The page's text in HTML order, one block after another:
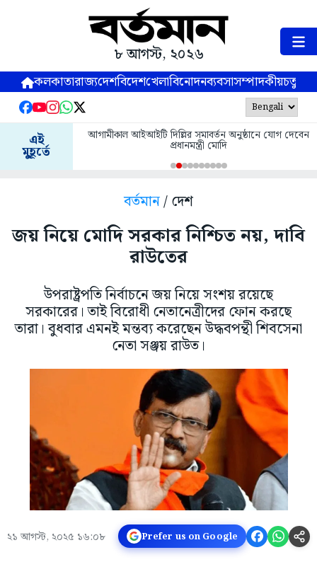
৮ আগস্ট, ২০২৬
কলকাতারাজ্যদেশবিদেশখেলাবিনোদনব্যবসাসম্পাদকীয়
এই
মুহূর্তে
আগামীকাল আইআইটি দিল্লির সমাবর্তন অনুষ্ঠানে যোগ দেবেন
প্রধানমন্ত্রী মোদি
বর্তমান/ দেশ
জয় নিয়ে মোদি সরকার নিশ্চিত নয়, দাবি
রাউতের
উপরাষ্ট্রপতি নির্বাচনে জয় নিয়ে সংশয় রয়েছে
সরকারের। তাই বিরোধী নেতানেত্রীদের ফোন করছে
তারা। বুধবার এমনই মন্তব্য করেছেন উদ্ধবপন্থী শিবসেনা
নেতা সঞ্জয় রাউত।
২১ আগস্ট, ২০২৫ ১৬:০৮ Prefer us on Google